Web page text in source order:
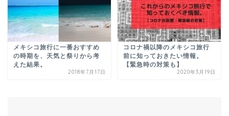
メキシコ旅行に一番おすすめ
の時期を、天気と祭りから考
えた結果。
2018年7月17日
コロナ禍以降のメキシコ旅行
前に知っておきたい情報。
【緊急時の対策も】
2020年3月19日